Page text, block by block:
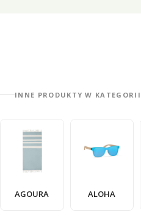
INNE PRODUKTY W KATEGORII
AGOURA ALOHA